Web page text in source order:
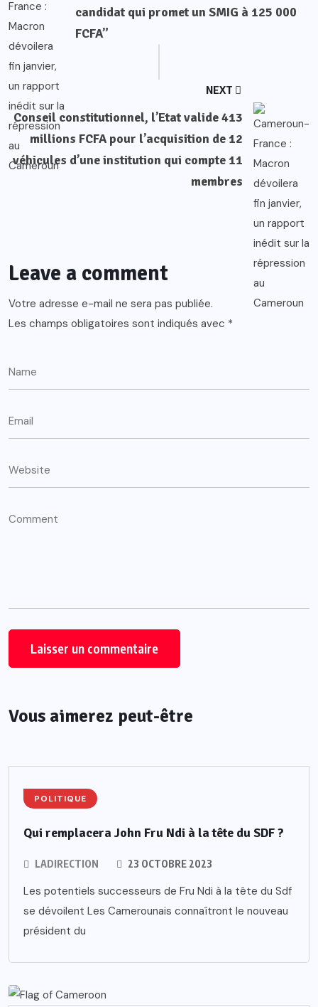
candidat qui promet un SMIG à 125 000
FCFA”
NEXT
Conseil constitutionnel, l’Etat valide 413
millions FCFA pour l’acquisition de 12
véhicules d’une institution qui compte 11
membres
Leave a comment
Votre adresse e-mail ne sera pas publiée.
Les champs obligatoires sont indiqués avec *
Vous aimerez peut-être
POLITIQUE
Qui remplacera John Fru Ndi à la tête du SDF ?
LADIRECTION 23 OCTOBRE 2023
Les potentiels successeurs de Fru Ndi à la tête du Sdf
se dévoilent Les Camerounais connaîtront le nouveau
président du